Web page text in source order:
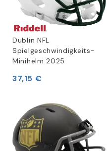
Dublin NFL
Spielgeschwindigkeits-
Minihelm 2025
37,15 €